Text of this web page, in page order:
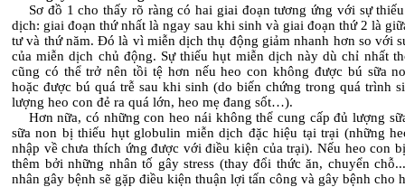
Sơ đồ 1 cho thấy rõ ràng có hai giai đoạn tương ứng với sự
dịch: giai đoạn thứ nhất là ngay sau khi sinh và giai đoạn thứ 2 là
tư và thứ năm. Đó là vì miễn dịch thụ động giảm nhanh hơn so với
của miễn dịch chủ động. Sự thiếu hụt miễn dịch này dù chỉ nhất
cũng có thể trở nên tồi tệ hơn nếu heo con không được bú sữa
hoặc được bú quá trễ sau khi sinh (do biến chứng trong quá trình
lượng heo con đẻ ra quá lớn, heo mẹ đang sốt…).
Hơn nữa, có những con heo nái không thể cung cấp đủ lượng
sữa non bị thiếu hụt globulin miễn dịch đặc hiệu tại trại (những
nhập về chưa thích ứng được với điều kiện của trại). Nếu heo con
thêm bởi những nhân tố gây stress (thay đổi thức ăn, chuyển
nhân gây bệnh sẽ gặp điều kiện thuận lợi tấn công và gây bệnh cho